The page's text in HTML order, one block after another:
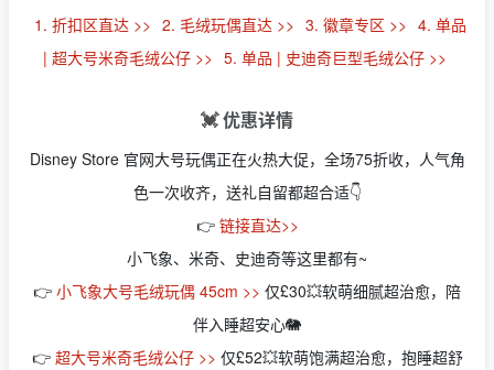
1. 折扣区直达 >> 2. 毛绒玩偶直达 >> 3. 徽章专区 >> 4. 单品
| 超大号米奇毛绒公仔 >> 5. 单品 | 史迪奇巨型毛绒公仔 >>
💓 优惠详情
Disney Store 官网大号玩偶正在火热大促，全场75折收，人气角
色一次收齐，送礼自留都超合适👇
👉 链接直达>>
小飞象、米奇、史迪奇等这里都有~
👉 小飞象大号毛绒玩偶 45cm >> 仅£30💥软萌细腻超治愈，陪
伴入睡超安心🐘
👉 超大号米奇毛绒公仔 >> 仅£52💥软萌饱满超治愈，抱睡超舒